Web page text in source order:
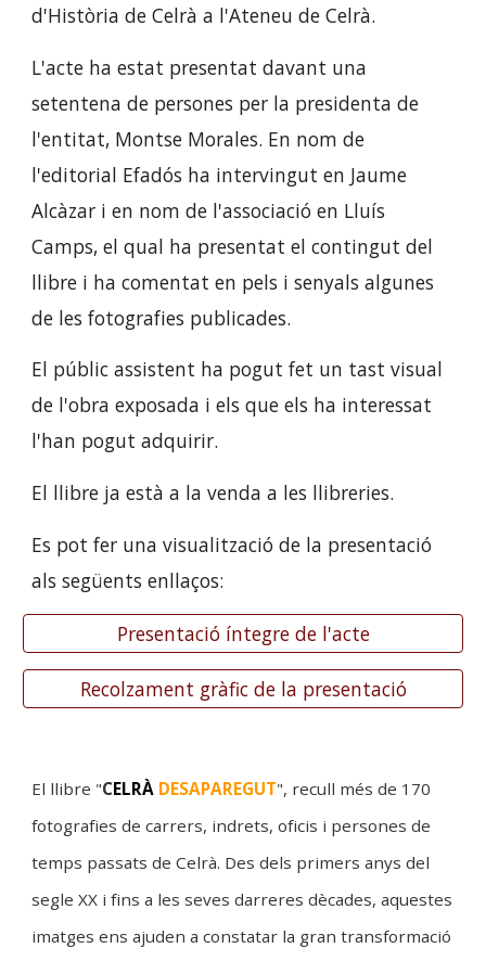
d'Història de Celrà a l'Ateneu de Celrà.
L'acte ha estat presentat davant una
setentena de persones per la presidenta de
l'entitat, Montse Morales. En nom de
l'editorial Efadós ha intervingut en Jaume
Alcàzar i en nom de l'associació en Lluís
Camps, el qual ha presentat el contingut del
llibre i ha comentat en pels i senyals algunes
de les fotografies publicades.
El públic assistent ha pogut fet un tast visual
de l'obra exposada i els que els ha interessat
l'han pogut adquirir.
El llibre ja està a la venda a les llibreries.
Es pot fer una visualització de la presentació
als següents enllaços:
Presentació íntegre de l'acte
Recolzament gràfic de la presentació
El llibre "CELRÀ DESAPAREGUT", recull més de 170
fotografies de carrers, indrets, oficis i persones de
temps passats de Celrà. Des dels primers anys del
segle XX i fins a les seves darreres dècades, aquestes
imatges ens ajuden a constatar la gran transformació